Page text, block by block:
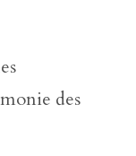
des